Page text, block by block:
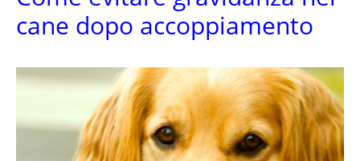
cane dopo accoppiamento